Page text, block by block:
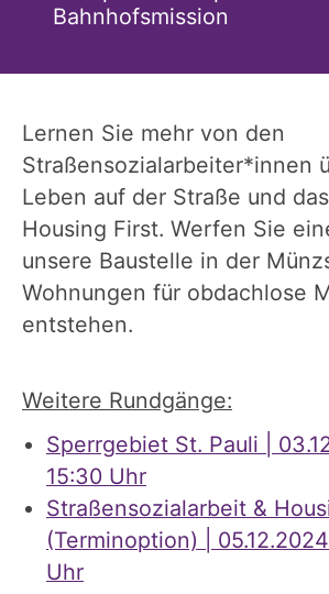
Bahnhofsmission
Lernen Sie mehr von den
Straßensozialarbeiter*innen
Leben auf der Straße und
Housing First. Werfen Sie
unsere Baustelle in der
Wohnungen für obdachlose
entstehen.
Weitere Rundgänge:
Sperrgebiet St. Pauli |
15:30 Uhr
Straßensozialarbeit &
(Terminoption) |
Uhr